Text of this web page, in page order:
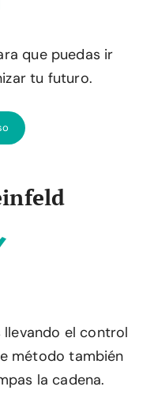
que puedas ir
tu futuro.
el control
método también
la cadena.